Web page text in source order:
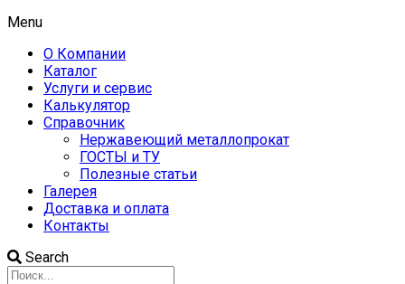
Menu
О Компании
Каталог
Услуги и сервис
Калькулятор
Справочник
Нержавеющий металлопрокат
ГОСТЫ и ТУ
Полезные статьи
Галерея
Доставка и оплата
Контакты
Search